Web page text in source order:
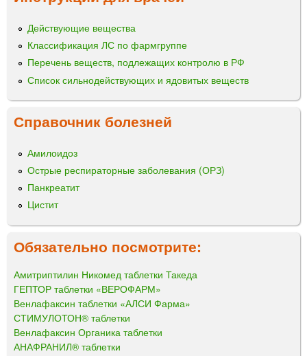
Действующие вещества
Классификация ЛС по фармгруппе
Перечень веществ, подлежащих контролю в РФ
Список сильнодействующих и ядовитых веществ
Справочник болезней
Амилоидоз
Острые респираторные заболевания (ОРЗ)
Панкреатит
Цистит
Обязательно посмотрите:
Амитриптилин Никомед таблетки Такеда
ГЕПТОР таблетки «ВЕРОФАРМ»
Венлафаксин таблетки «АЛСИ Фарма»
СТИМУЛОТОН® таблетки
Венлафаксин Органика таблетки
АНАФРАНИЛ® таблетки